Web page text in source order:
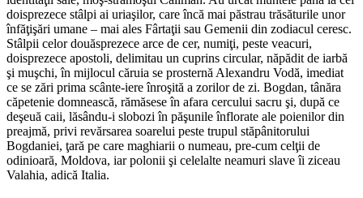
doisprezece stâlpi ai uriaşilor, care încă mai păstrau trăsăturile unor
înfăţişări umane – mai ales Fârtaţii sau Gemenii din zodiacul ceresc.
Stâlpii celor douăsprezece arce de cer, numiţi, peste veacuri,
doisprezece apostoli, delimitau un cuprins circular, năpădit de iarbă
şi muşchi, în mijlocul căruia se prosternă Alexandru Vodă, imediat
ce se zări prima scânte-iere înroşită a zorilor de zi. Bogdan, tânăra
căpetenie domnească, rămăsese în afara cercului sacru şi, după ce
deşeuă caii, lăsându-i slobozi în păşunile înflorate ale poienilor din
preajmă, privi revărsarea soarelui peste trupul stăpânitorului
Bogdaniei, ţară pe care maghiarii o numeau, pre-cum celţii de
odinioară, Moldova, iar polonii şi celelalte neamuri slave îi ziceau
Valahia, adică Italia.